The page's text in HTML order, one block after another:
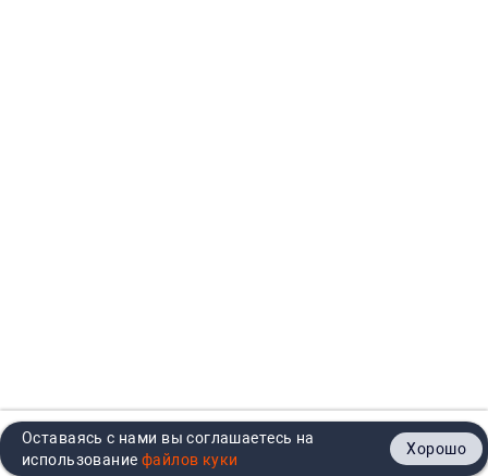
Главная Каталог Кабинет Контакты
Оставаясь с нами вы соглашаетесь на
использование
Хорошо